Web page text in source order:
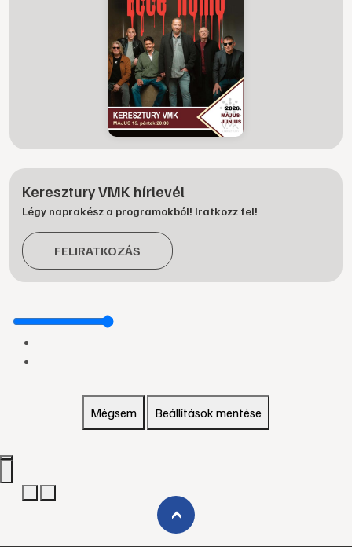
Keresztury VMK hírlevél
Légy naprakész a programokból! Iratkozz fel!
FELIRATKOZÁS
Mégsem Beállítások mentése
›